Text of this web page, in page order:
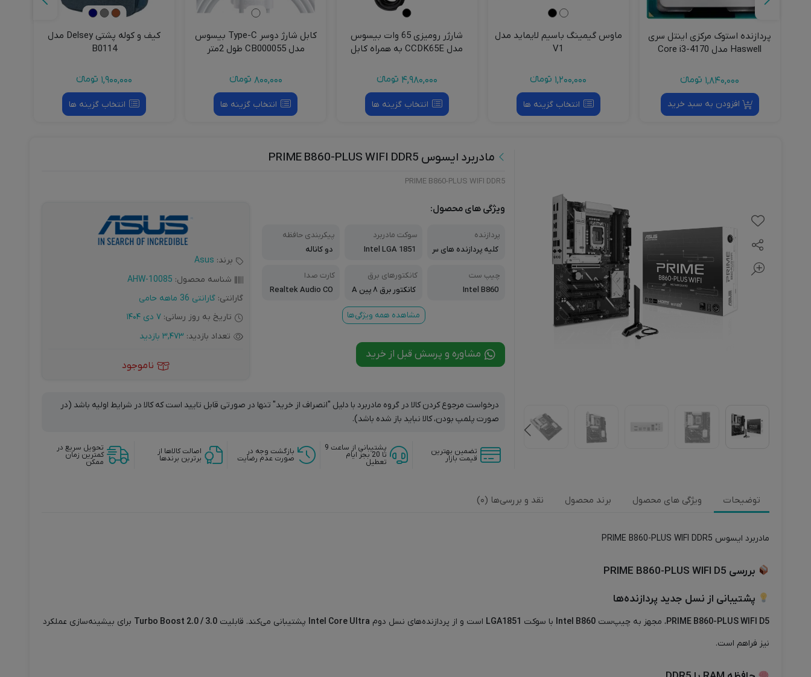
پردازنده استوک مرکزی اینتل سری
Haswell مدل Core i3-4170
1,840,000 تومانءء
افزودن به سبد خرید
ماوس گیمینگ باسیم لایماید مدل
V1
1,200,000 تومانءء
انتخاب گزینه ها
شارژر رومیزی 65 وات بیسوس
مدل CCDK65E به همراه کابل
4,980,000 تومانءء
انتخاب گزینه ها
کابل شارژ دوسر Type-C بیسوس
مدل CB000055 طول 2متر
800,000 تومانءء
انتخاب گزینه ها
کیف و کوله پشتی Delsey مدل
B0114
1,900,000 تومانءء
انتخاب گزینه ها
مادربرد ایسوس PRIME B860-PLUS WIFI DDR5
PRIME B860-PLUS WIFI DDR5
ویژگی های محصول:
پردازنده
کلیه پردازنده های س
سوکت مادربرد
Intel LGA 1851
پیکربندی حافظه
دو کاناله
چیپ ست
Intel B860
کانکتورهای برق
کانکتور برق ۸ پین A
ی ۲۴ پبن ATX
کارت صدا
Realtek Audio CO
مشاهده همه ویژگی‌ها
مشاوره و پرسش قبل از خرید
برند: Asus
شناسه محصول: AHW-10085
گارانتی: گارانتی 36 ماهه حامی
تاریخ به روز رسانی: 7 دی 1404
تعداد بازدید: 3,473 بازدید
ناموجود
درخواست مرجوع کردن کالا در گروه مادربرد با دلیل "انصراف از خرید" تنها در صورتی قابل تایید است که کالا در شرایط اولیه باشد (در
صورت پلمپ بودن، کالا نباید باز شده باشد).
تضمین بهترین
قیمت بازار
پشتیبانی از ساعت 9
تا 20 بجز ایام
تعطیل
بازگشت وجه در
صورت عدم رضایت
اصالت کالاها از
برترین برندها
تحویل سریع در
کمترین زمان
ممکن
توضیحات ویژگی های محصول برند محصول نقد و بررسی‌ها (0)
مادربرد ایسوس PRIME B860-PLUS WIFI DDR5
بررسی PRIME B860-PLUS WIFI D5
پشتیبانی از نسل جدید پردازنده‌ها
PRIME B860-PLUS WIFI D5، مجهز به چیپ‌ست Intel B860 با سوکت LGA1851 است و از پردازنده‌های نسل دوم Intel Core Ultra پشتیبانی می‌کند. قابلیت Turbo Boost 2.0 / 3.0 برای بیشینه‌سازی عملکرد
نیز فراهم است.